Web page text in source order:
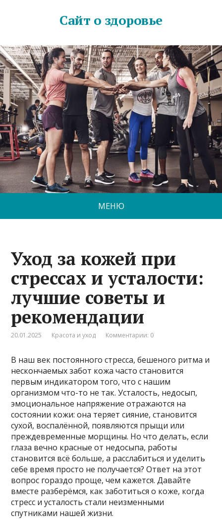
Сайт о здоровье
МЕНЮ
Уход за кожей при
стрессах и усталости:
лучшие советы и
рекомендации
20.01.2025 Красота и уход Комментарии: 0
В наш век постоянного стресса, бешеного ритма и
нескончаемых забот кожа часто становится
первым индикатором того, что с нашим
организмом что-то не так. Усталость, недосып,
эмоциональное напряжение отражаются на
состоянии кожи: она теряет сияние, становится
сухой, воспалённой, появляются прыщи или
преждевременные морщины. Но что делать, если
глаза вечно красные от недосыпа, работы
становится всё больше, а расслабиться и уделить
себе время просто не получается? Ответ на этот
вопрос гораздо проще, чем кажется. Давайте
вместе разберёмся, как заботиться о коже, когда
стресс и усталость стали неизменными
спутниками нашей жизни.